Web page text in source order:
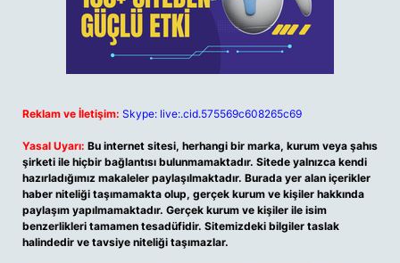
Reklam ve İletişim: Skype: live:.cid.575569c608265c69
Yasal Uyarı: Bu internet sitesi, herhangi bir marka, kurum veya şahıs
şirketi ile hiçbir bağlantısı bulunmamaktadır. Sitede yalnızca kendi
hazırladığımız makaleler paylaşılmaktadır. Burada yer alan içerikler
haber niteliği taşımamakta olup, gerçek kurum ve kişiler hakkında
paylaşım yapılmamaktadır. Gerçek kurum ve kişiler ile isim
benzerlikleri tamamen tesadüfidir. Sitemizdeki bilgiler taslak
halindedir ve tavsiye niteliği taşımazlar.